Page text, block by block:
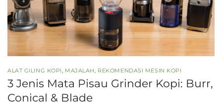
ALAT GILING KOPI, MAJALAH, REKOMENDASI MESIN KOPI
3 Jenis Mata Pisau Grinder Kopi: Burr,
Conical & Blade